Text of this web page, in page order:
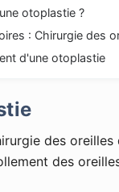
otoplastie ?
: Chirurgie des
d'une otoplastie
des oreilles
des